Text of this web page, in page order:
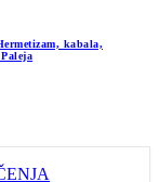
kabala,